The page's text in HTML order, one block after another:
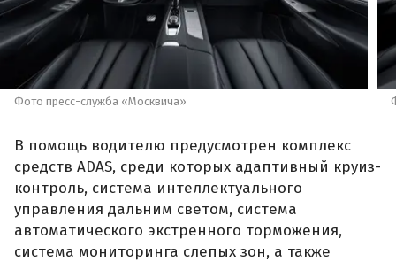
Фото пресс-служба «Москвича»
В помощь водителю предусмотрен комплекс
средств ADAS, среди которых адаптивный круиз-
контроль, система интеллектуального
управления дальним светом, система
автоматического экстренного торможения,
система мониторинга слепых зон, а также